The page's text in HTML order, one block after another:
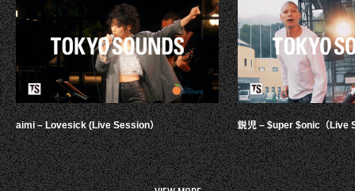
aimi – Lovesick (Live Session） 鋭児 – $uper $onic（Live